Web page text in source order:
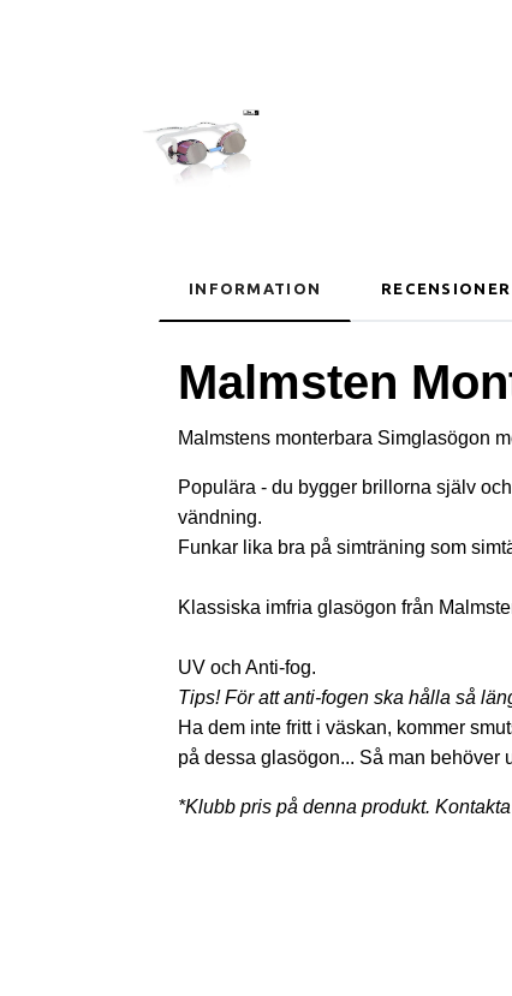
INFORMATION RECENSIONER
Malmsten
Malmstens monterbara Simglasögon
Populära - du bygger brillorna själv
vändning.
Funkar lika bra på simträning som
Klassiska imfria glasögon från
UV och Anti-fog.
Tips! För att anti-fogen ska hålla så
Ha dem inte fritt i väskan, kommer
på dessa glasögon... Så man behöver
*Klubb pris på denna produkt.